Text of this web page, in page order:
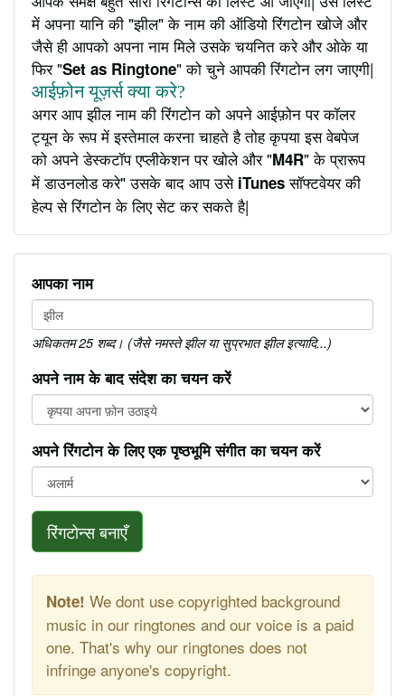
में अपना यानि की "झील" के नाम की ऑडियो रिंगटोन खोजे और
जैसे ही आपको अपना नाम मिले उसके चयनित करे और ओके या
फिर "Set as Ringtone" को चुने आपकी रिंगटोन लग जाएगी|
आईफ़ोन यूज़र्स क्या करे?
अगर आप झील नाम की रिंगटोन को अपने आईफ़ोन पर कॉलर
ट्यून के रूप में इस्तेमाल करना चाहते है तोह कृपया इस वेबपेज
को अपने डेस्कटॉप एप्लीकेशन पर खोले और "M4R" के प्रारूप
में डाउनलोड करे" उसके बाद आप उसे iTunesसॉफ्टवेयर की
हेल्प से रिंगटोन के लिए सेट कर सकते है|
आपका नाम
अधिकतम 25 शब्द। (जैसे नमस्ते झील या सुप्रभात झील इत्यादि...)
अपने नाम के बाद संदेश का चयन करें
अपने रिंगटोन के लिए एक पृष्ठभूमि संगीत का चयन करें
रिंगटोन्स बनाएँ
Note! We dont use copyrighted background
music in our ringtones and our voice is a paid
one. That's why our ringtones does not
infringe anyone's copyright.